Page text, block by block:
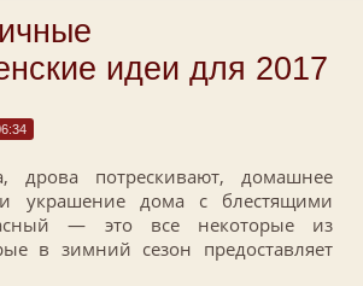
идеи для 2017
дрова потрескивают, домашнее
и украшение дома с блестящими
— это все некоторые из
в зимний сезон предоставляет